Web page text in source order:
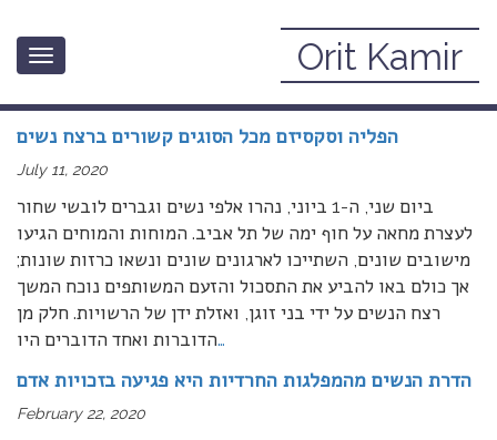
Toggle
Orit Kamir
אקטואליה פמיניסטית
הפליה וסקסיזם מכל הסוגים קשורים ברצח נשים
July 11, 2020
ביום שני, ה-1 ביוני, נהרו אלפי נשים וגברים לובשי שחור
לעצרת מחאה על חוף ימה של תל אביב. המוחות והמוחים הגיעו
מישובים שונים, השתייכו לארגונים שונים ונשאו כרזות שונות;
אך כולם באו להביע את התסכול והזעם המשותפים נוכח המשך
רצח הנשים על ידי בני זוגן, ואזלת ידן של הרשויות. חלק מן
הדוברות ואחד הדוברים היו…
הדרת הנשים מהמפלגות החרדיות היא פגיעה בזכויות אדם
February 22, 2020